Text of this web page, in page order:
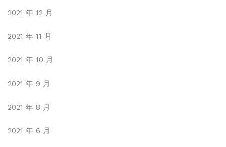
2021 年 12 月
2021 年 11 月
2021 年 10 月
2021 年 9 月
2021 年 8 月
2021 年 6 月